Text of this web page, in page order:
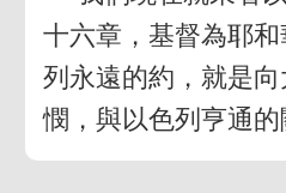
十六章，基督為耶
列永遠的約，就是
憫，與以色列亨通的